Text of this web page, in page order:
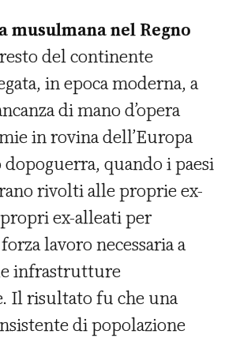
musulmana nel Regno
del continente
in epoca moderna, a
di mano d’opera
in rovina dell’Europa
dopoguerra, quando i paesi
rivolti alle proprie ex-
ex-alleati per
lavoro necessaria a
infrastrutture
Il risultato fu che una
di popolazione